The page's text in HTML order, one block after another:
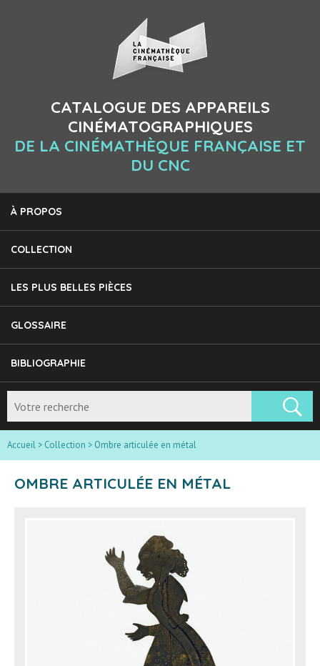
CATALOGUE DES APPAREILS
CINÉMATOGRAPHIQUES
DE LA CINÉMATHÈQUE FRANÇAISE ET
DU CNC
À PROPOS
COLLECTION
LES PLUS BELLES PIÈCES
GLOSSAIRE
BIBLIOGRAPHIE
Accueil > Collection > Ombre articulée en métal
OMBRE ARTICULÉE EN MÉTAL